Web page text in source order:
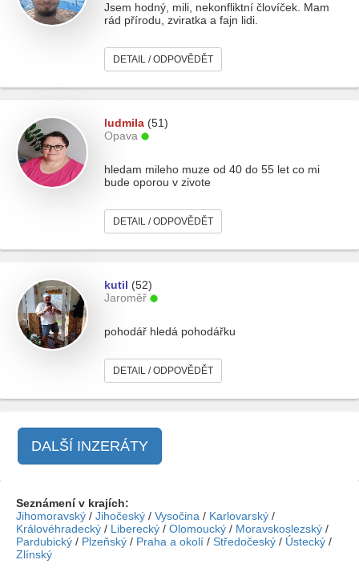
Jsem hodný, mili, nekonfliktní človíček. Mam
rád přírodu, zviratka a fajn lidi.
DETAIL / ODPOVĚDĚT
ludmila (51)
Opava
hledam mileho muze od 40 do 55 let co mi
bude oporou v zivote
DETAIL / ODPOVĚDĚT
kutil (52)
Jaroměř
pohodář hledá pohodářku
DETAIL / ODPOVĚDĚT
DALŠÍ INZERÁTY
Seznámení v krajích:
Jihomoravský / Jihočeský / Vysočina / Karlovarský /
Královéhradecký / Liberecký / Olomoucký / Moravskoslezský /
Pardubický / Plzeňský / Praha a okolí / Středočeský / Ústecký /
Zlínský